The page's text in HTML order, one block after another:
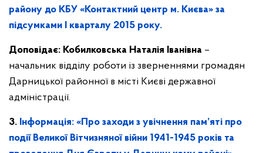
району до КБУ «Контактний центр м. Києва» за
підсумками І кварталу 2015 року.
Доповідає: Кобилковська Наталія Іванівна –
начальник відділу роботи із зверненнями громадян
Дарницької районної в місті Києві державної
адміністрації.
3. Інформація: «Про заходи з увічнення пам’яті про
події Великої Вітчизняної війни 1941-1945 років та